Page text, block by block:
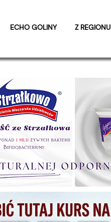
ECHO GOLINY Z REGIONU